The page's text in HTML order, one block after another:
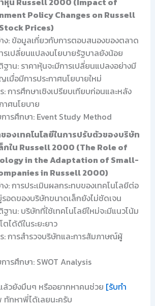
Policy Changes on Russell
Prices)
ง: ข้อมูลเกี่ยวกับการตอบสนองของตลาด
รเปลี่ยนแปลงนโยบายรัฐบาลยังน้อย
าน: ราคาหุ้นจะมีการเปลี่ยนแปลงอย่างมี
มื่อมีการประกาศนโยบายใหม่
: การศึกษาเชิงเปรียบเทียบก่อนและหลัง
าศนโยบาย
ารศึกษา: Event Study Method
องเทคโนโลยีในการปรับตัวของบริษัท
กใน Russell 2000 (The Role of
in the Adaptation of Small-
in Russell 2000)
: การประเมินผลกระทบของเทคโนโลยีต่อ
อดของบริษัทขนาดเล็กยังไม่ชัดเจน
าน: บริษัทที่ใช้เทคโนโลยีใหม่จะมีแนวโน้ม
ตได้ดีในระยะยาว
: การสำรวจบริษัทและการสัมภาษณ์ผู้
ารศึกษา: SWOT Analysis
ล้วยังมึนๆ หรืออยากหาคนช่วย [รับทำ
กหาพี่ได้เลยนะครับ